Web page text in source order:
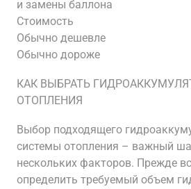
и замены баллона
Стоимость
Обычно дешевле
Обычно дороже
КАК ВЫБРАТЬ
ОТОПЛЕНИЯ
Выбор подходящего
системы отопления – важный
нескольких факторов. Прежде
определить требуемый объем